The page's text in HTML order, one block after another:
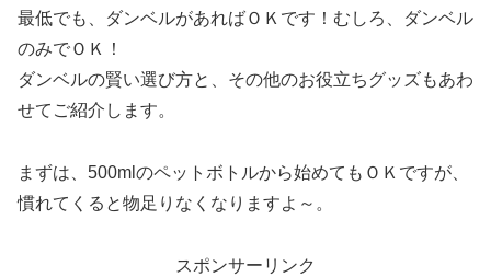
最低でも、ダンベルがあればＯＫです！むしろ、ダンベル
のみでＯＫ！
ダンベルの賢い選び方と、その他のお役立ちグッズもあわ
せてご紹介します。
まずは、500mlのペットボトルから始めてもＯＫですが、
慣れてくると物足りなくなりますよ～。
スポンサーリンク